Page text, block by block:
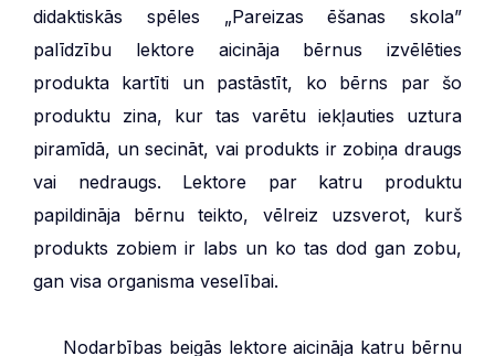
didaktiskās spēles „Pareizas ēšanas skola”
palīdzību lektore aicināja bērnus izvēlēties
produkta kartīti un pastāstīt, ko bērns par šo
produktu zina, kur tas varētu iekļauties uztura
piramīdā, un secināt, vai produkts ir zobiņa draugs
vai nedraugs. Lektore par katru produktu
papildināja bērnu teikto, vēlreiz uzsverot, kurš
produkts zobiem ir labs un ko tas dod gan zobu,
gan visa organisma veselībai.
Nodarbības beigās lektore aicināja katru bērnu